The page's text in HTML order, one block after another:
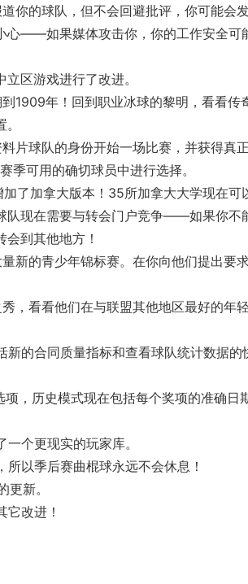
你的球队，但不会回避批评，你可能会
心——如果媒体攻击你，你的工作安全可
区游戏进行了改进。
1909年！回到职业冰球的黎明，看看传
片球队的身份开始一场比赛，并获得真
季可用的确切球员中进行选择。
了加拿大版本！35所加拿大大学现在可
队现在需要与转会门户竞争——如果你不
到其他地方！
新的青少年锦标赛。在你向他们提出要
，看看他们在与联盟其他地区最好的年
的合同质量指标和查看球队统计数据的
，历史模式现在包括每个奖项的准确日
个更现实的玩家库。
以季后赛曲棍球永远不会休息！
新。
改进！